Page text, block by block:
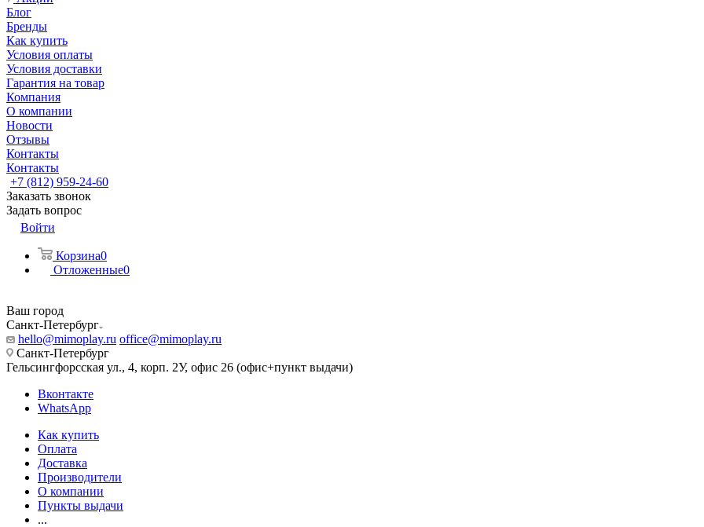
Блог
Бренды
Как купить
Условия оплаты
Условия доставки
Гарантия на товар
Компания
О компании
Новости
Отзывы
Контакты
Контакты
+7 (812) 959-24-60
Заказать звонок
Задать вопрос
Войти
Корзина0
Отложенные0
Ваш город
Санкт-Петербург
hello@mimoplay.ru office@mimoplay.ru
Санкт-Петербург
Гельсингфорсская ул., 4, корп. 2У, офис 26 (офис+пункт выдачи)
Вконтакте
WhatsApp
Как купить
Оплата
Доставка
Производители
О компании
Пункты выдачи
...